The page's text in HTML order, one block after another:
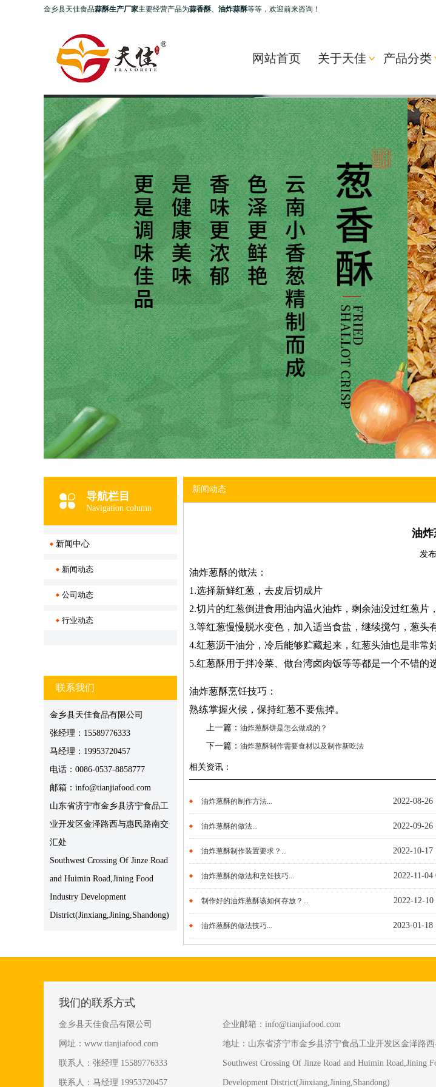
金乡县天佳食品蒜酥生产厂家主要经营产品为蒜香酥、 油炸蒜酥等等，欢迎前来咨询！
网站首页 关于天佳 产品分类
Prev
导航栏目
Navigation column
新闻中心
新闻动态
公司动态
行业动态
联系我们
金乡县天佳食品有限公司
张经理：15589776333
马经理：19953720457
电话：0086-0537-8858777
邮箱：info@tianjiafood.com
山东省济宁市金乡县济宁食品工
业开发区金泽路西与惠民路南交
汇处
Southwest Crossing Of Jinze Road
and Huimin Road,Jining Food
Industry Development
District(Jinxiang,Jining,Shandong)
新闻动态
油炸
发
油炸葱酥的做法：
1.选择新鲜红葱，去皮后切成片
2.切片的红葱倒进食用油内温火油炸，剩余油没过红葱
3.等红葱慢慢脱水变色，加入适当食盐，继续搅匀，葱
4.红葱沥干油分，冷后能够贮藏起来，红葱头油也是非常
5.红葱酥用于拌冷菜、做台湾卤肉饭等等都是一个不错的
油炸葱酥烹饪技巧：
熟练掌握火候，保持红葱不要焦掉。
上一篇： 油炸葱酥饼是怎么做成的？
下一篇： 油炸葱酥制作需要食材以及制作新吃法
相关资讯：
2022-08-26
油炸葱酥的制作方法...
2022-09-26
油炸葱酥的做法...
2022-10-17
油炸葱酥制作装置要求？...
2022-11-04
油炸葱酥的做法和烹饪技巧...
2022-12-10
制作好的油炸葱酥该如何存放？...
2023-01-18
油炸葱酥的做法技巧...
我们的联系方式
金乡县天佳食品有限公司
网址：www.tianjiafood.com
联系人：张经理 15589776333
联系人：马经理 19953720457
企业邮箱：info@tianjiafood.com
地址：山东省济宁市金乡县济宁食品工业开发区金泽路
Southwest Crossing Of Jinze Road and Huimin Road,Jining
Development District(Jinxiang,Jining,Shandong)